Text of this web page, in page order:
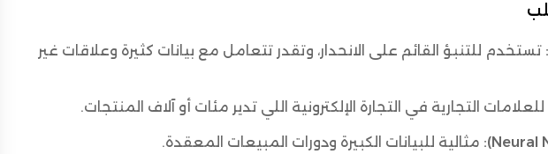
تستخدم للتنبؤ القائم على الانحدار، وتقدر تتعامل مع بيانات كثيرة وعلاقات غير
التجارية في التجارة الإلكترونية اللي تدير مئات أو آلاف المنتجات.
مثالية للبيانات الكبيرة ودورات المبيعات المعقدة.